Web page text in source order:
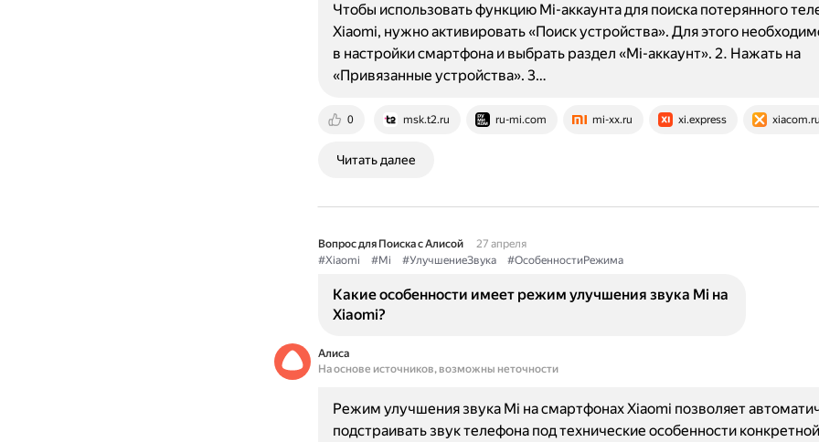
0 msk.t2.ru ru-mi.com mi-xx.ru xi.express xiacom.ru
Чтобы использовать функцию Mi-аккаунта для поиска потерянного
Xiaomi, нужно активировать «Поиск устройства». Для этого
в настройки смартфона и выбрать раздел «Mi-аккаунт». 2. Нажать на
«Привязанные устройства». 3…
Читать далее
Вопрос для Поиска с Алисой
27 апреля
#Xiaomi
#Mi #УлучшениеЗвука #ОсобенностиРежима
Какие особенности имеет режим улучшения звука Mi на
Xiaomi?
Алиса
На основе источников, возможны неточности
Режим улучшения звука Mi на смартфонах Xiaomi позволяет
подстраивать звук телефона под технические особенности